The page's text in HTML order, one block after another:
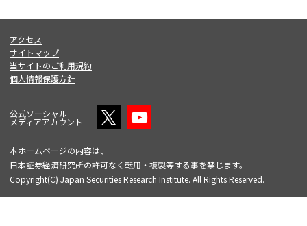
アクセス
サイトマップ
当サイトのご利用規約
個人情報保護方針
公式ソーシャル
メディアアカウント
本ホームページの内容は、
日本証券経済研究所の許可なく転用・複製等する事を禁じます。
Copyright(C) Japan Securities Research Institute. All Rights Reserved.